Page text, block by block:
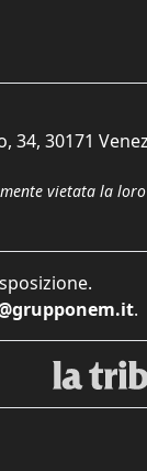
30171
vietata la
.